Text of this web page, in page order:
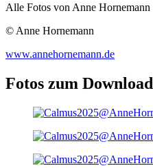
Alle Fotos von Anne Hornemann
© Anne Hornemann
www.annehornemann.de
Fotos zum Download